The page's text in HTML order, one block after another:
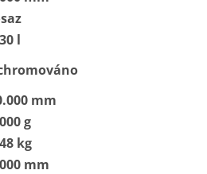
l
mm
g
kg
mm